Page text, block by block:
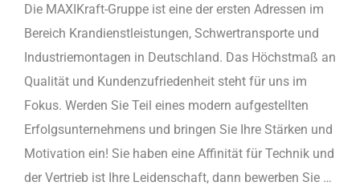
Die MAXIKraft-Gruppe ist eine der ersten Adressen im
Bereich Krandienstleistungen, Schwertransporte und
Industriemontagen in Deutschland. Das Höchstmaß an
Qualität und Kundenzufriedenheit steht für uns im
Fokus. Werden Sie Teil eines modern aufgestellten
Erfolgsunternehmens und bringen Sie Ihre Stärken und
Motivation ein! Sie haben eine Affinität für Technik und
der Vertrieb ist Ihre Leidenschaft, dann bewerben Sie …